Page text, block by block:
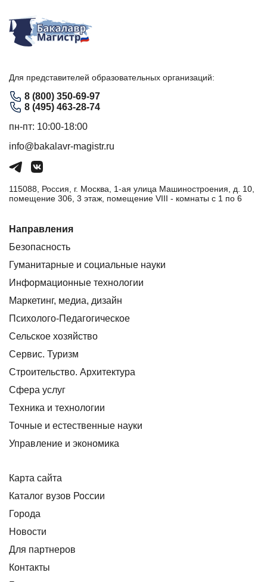
Для представителей образовательных организаций:
8 (800) 350-69-97
8 (495) 463-28-74
пн-пт: 10:00-18:00
info@bakalavr-magistr.ru
115088, Россия, г. Москва, 1-ая улица Машиностроения, д. 10,
помещение 306, 3 этаж, помещение VIII - комнаты с 1 по 6
Направления
Безопасность
Гуманитарные и социальные науки
Информационные технологии
Маркетинг, медиа, дизайн
Психолого-Педагогическое
Сельское хозяйство
Сервис. Туризм
Строительство. Архитектура
Сфера услуг
Техника и технологии
Точные и естественные науки
Управление и экономика
Карта сайта
Каталог вузов России
Города
Новости
Для партнеров
Контакты